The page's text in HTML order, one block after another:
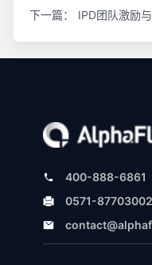
下一篇：
IPD团队激励
400-888-6861
0571-87703002